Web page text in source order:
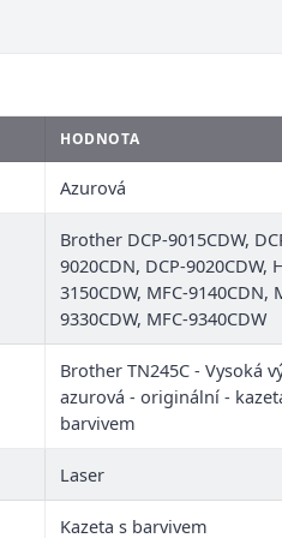
HODNOTA
Azurová
Brother DCP-9015CDW,
9020CDN, DCP-9020CDW,
3150CDW, MFC-9140CDN,
9330CDW, MFC-9340CDW
Brother TN245C - Vysoká
azurová - originální -
barvivem
Laser
Kazeta s barvivem